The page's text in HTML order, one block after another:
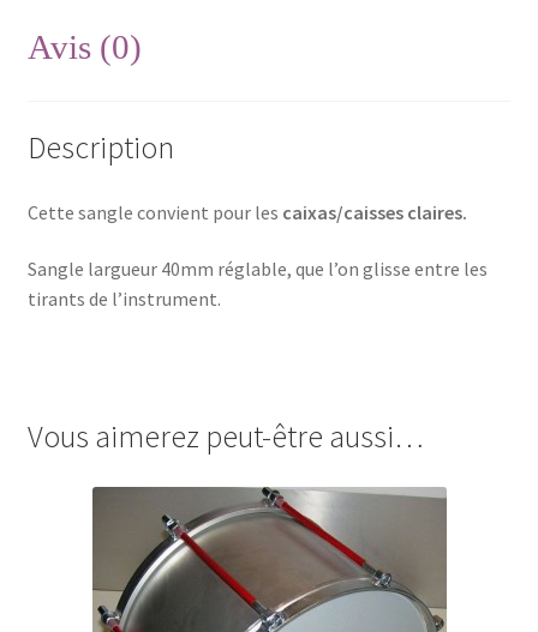
Avis (0)
Description
Cette sangle convient pour les caixas/caisses claires.
Sangle largueur 40mm réglable, que l’on glisse entre les
tirants de l’instrument.
Vous aimerez peut-être aussi…